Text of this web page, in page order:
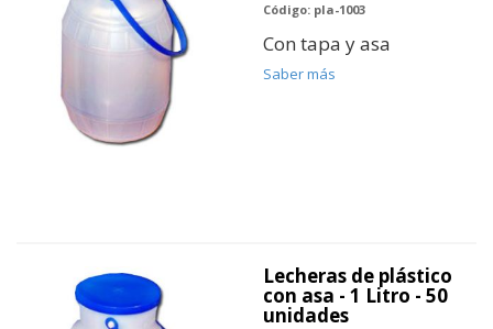
Código: pla-1003
Con tapa y asa
Saber más
Lecheras de plástico
con asa - 1 Litro - 50
unidades